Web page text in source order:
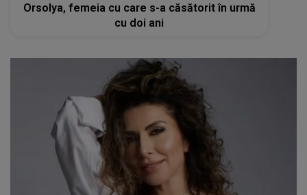
Orsolya, femeia cu care s-a căsătorit în urmă
cu doi ani